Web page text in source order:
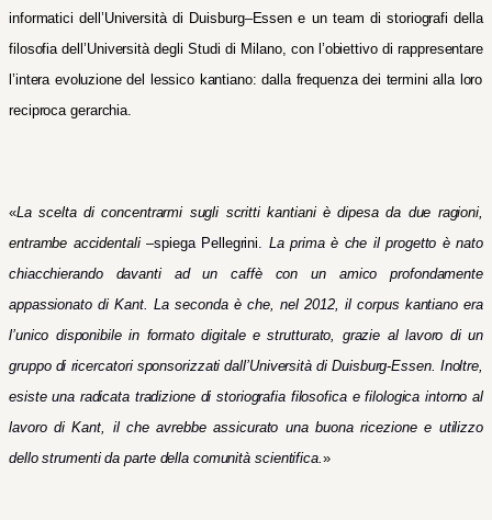
informatici dell’Università di Duisburg–Essen e un team di storiografi della
filosofia dell’Università degli Studi di Milano, con l’obiettivo di rappresentare
l’intera evoluzione del lessico kantiano: dalla frequenza dei termini alla loro
reciproca gerarchia.
«La scelta di concentrarmi sugli scritti kantiani è dipesa da due ragioni,
entrambe accidentali–spiega Pellegrini.
La prima è che il progetto è nato
chiacchierando davanti ad un caffè con un amico profondamente
appassionato di Kant. La seconda è che,nel 2012, il corpus kantiano era
l’unico disponibile in formato digitale e strutturato, grazie al lavoro di un
gruppo di ricercatori sponsorizzati dall’Università di Duisburg-Essen. Inoltre,
esiste una radicata tradizione di storiografia filosofica e filologica intorno al
lavoro di Kant, il che avrebbe assicurato una buona ricezione e utilizzo
dello strumenti da parte della comunità scientifica. »